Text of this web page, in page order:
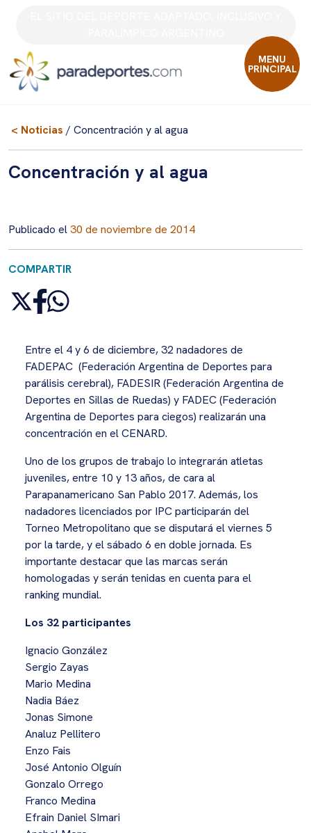
MENU
PRINCIPAL
< Noticias / Concentración y al agua
Concentración y al agua
Publicado el30 de noviembre de 2014
COMPARTIR
Entre el 4 y 6 de diciembre, 32 nadadores de
FADEPAC (Federación Argentina de Deportes para
parálisis cerebral), FADESIR (Federación Argentina de
Deportes en Sillas de Ruedas) y FADEC (Federación
Argentina de Deportes para ciegos) realizarán una
concentración en el CENARD.
Uno de los grupos de trabajo lo integrarán atletas
juveniles, entre 10 y 13 años, de cara al
Parapanamericano San Pablo 2017. Además, los
nadadores licenciados por IPC participarán del
Torneo Metropolitano que se disputará el viernes 5
por la tarde, y el sábado 6 en doble jornada. Es
importante destacar que las marcas serán
homologadas y serán tenidas en cuenta para el
ranking mundial.
Los 32 participantes
Ignacio González
Sergio Zayas
Mario Medina
Nadia Báez
Jonas Simone
Analuz Pellitero
Enzo Fais
José Antonio Olguín
Gonzalo Orrego
Franco Medina
Efrain Daniel SImari